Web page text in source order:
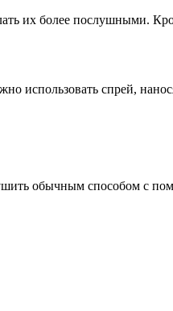
их более послушными.
использовать спрей,
обычным способом с